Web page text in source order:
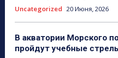
Uncategorized 20 Июня, 2026
В акватории Морского
пройдут учебные